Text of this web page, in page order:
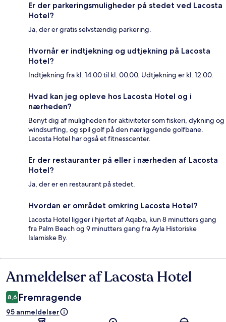
Er der parkeringsmuligheder på stedet ved Lacosta
Hotel?
Ja, der er gratis selvstændig parkering.
Hvornår er indtjekning og udtjekning på Lacosta
Hotel?
Indtjekning fra kl. 14.00 til kl. 00.00. Udtjekning er kl. 12.00.
Hvad kan jeg opleve hos Lacosta Hotel og i
nærheden?
Benyt dig af muligheden for aktiviteter som fiskeri, dykning og
windsurfing, og spil golf på den nærliggende golfbane.
Lacosta Hotel har også et fitnesscenter.
Er der restauranter på eller i nærheden af Lacosta
Hotel?
Ja, der er en restaurant på stedet.
Hvordan er området omkring Lacosta Hotel?
Lacosta Hotel ligger i hjertet af Aqaba, kun 8 minutters gang
fra Palm Beach og 9 minutters gang fra Ayla Historiske
Islamiske By.
Anmeldelser
Anmeldelser af Lacosta Hotel
8,6 Fremragende
95 anmeldelser